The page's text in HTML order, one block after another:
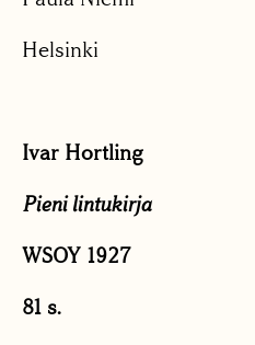
Helsinki
Ivar Hortling
Pieni lintukirja
WSOY 1927
81 s.